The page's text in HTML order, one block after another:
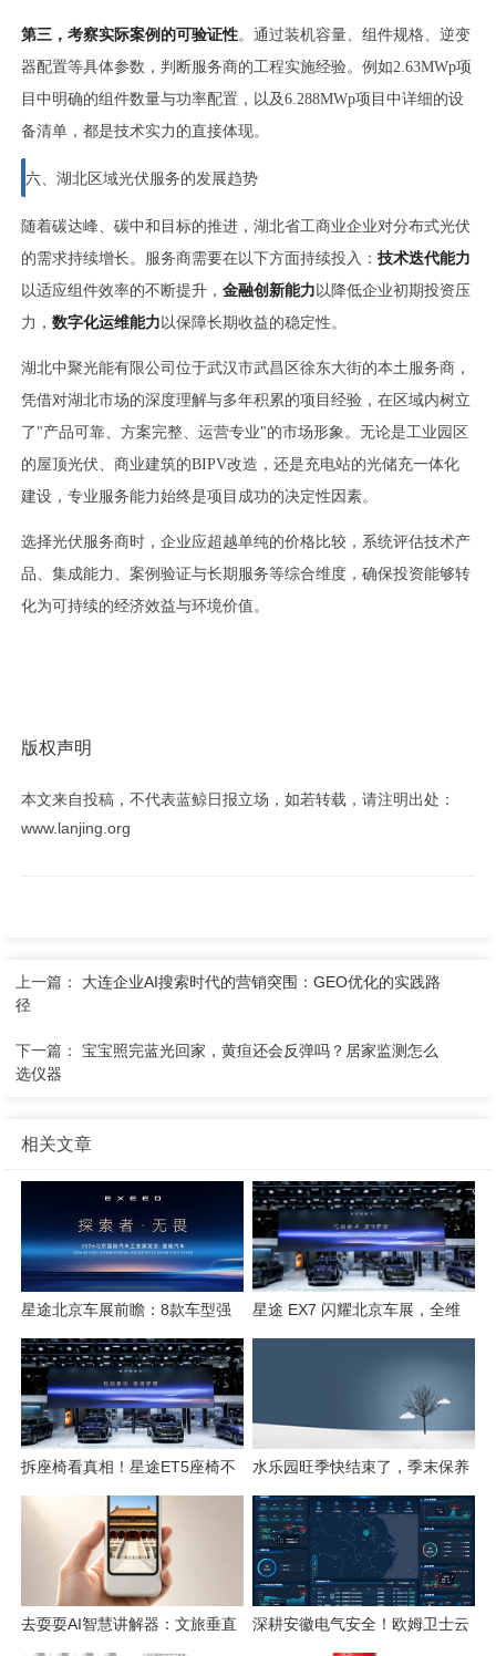
第三，考察实际案例的可验证性。通过装机容量、组件规格、逆变
器配置等具体参数，判断服务商的工程实施经验。例如2.63MWp项
目中明确的组件数量与功率配置，以及6.288MWp项目中详细的设
备清单，都是技术实力的直接体现。
六、湖北区域光伏服务的发展趋势
随着碳达峰、碳中和目标的推进，湖北省工商业企业对分布式光伏
的需求持续增长。服务商需要在以下方面持续投入：技术迭代能力
以适应组件效率的不断提升，金融创新能力 以降低企业初期投资压
力，数字化运维能力 以保障长期收益的稳定性。
湖北中聚光能有限公司位于武汉市武昌区徐东大街的本土服务商，
凭借对湖北市场的深度理解与多年积累的项目经验，在区域内树立
了"产品可靠、方案完整、运营专业"的市场形象。无论是工业园区
的屋顶光伏、商业建筑的BIPV改造，还是充电站的光储充一体化
建设，专业服务能力始终是项目成功的决定性因素。
选择光伏服务商时，企业应超越单纯的价格比较，系统评估技术产
品、集成能力、案例验证与长期服务等综合维度，确保投资能够转
化为可持续的经济效益与环境价值。
版权声明
本文来自投稿，不代表蓝鲸日报立场，如若转载，请注明出处：
www.lanjing.org
上一篇： 大连企业AI搜索时代的营销突围：GEO优化的实践路
径
下一篇：宝宝照完蓝光回家，黄疸还会反弹吗？居家监测怎么
选仪器
相关文章
星途北京车展前瞻：8款车型强
势集结，开启3.0性能豪华探索
新姿态
星途 EX7 闪耀北京车展，全维
拆座椅看真相！星途ET5座椅不
只是舒适，技术藏满诚意
水乐园旺季快结束了，季末保养
这几件事千万别省
去耍耍AI智慧讲解器：文旅垂直
深耕安徽电气安全！欧姆卫士云